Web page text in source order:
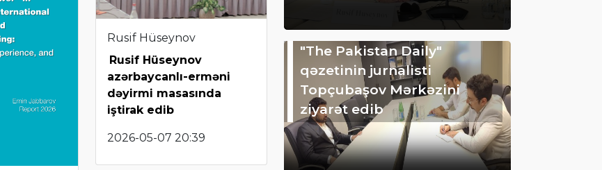
Rusif Hüseynov
Rusif Hüseynov
azərbaycanlı-erməni
dəyirmi masasında
iştirak edib
2026-05-07 20:39
"The Pakistan Daily"
qəzetinin jurnalisti
Topçubaşov Mərkəzini
ziyarət edib